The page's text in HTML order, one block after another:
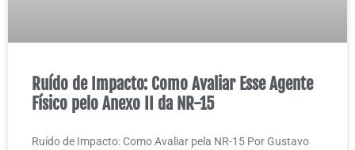
Ruído de Impacto: Como Avaliar Esse Agente
Físico pelo Anexo II da NR-15
Ruído de Impacto: Como Avaliar pela NR-15 Por Gustavo